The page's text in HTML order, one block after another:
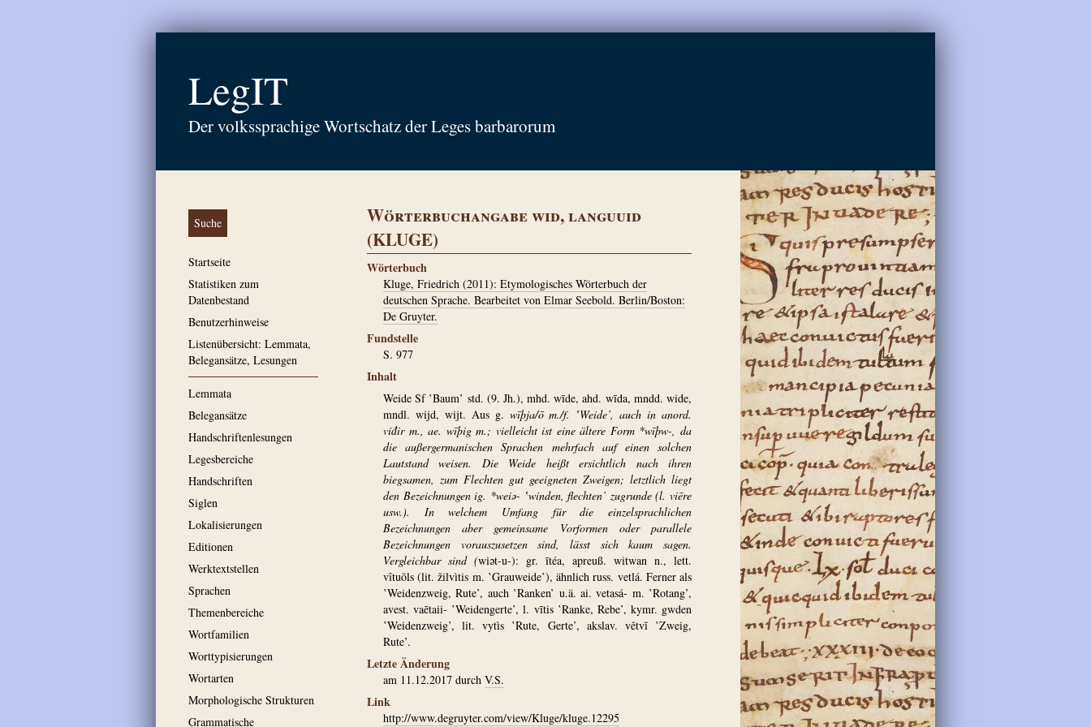
LegIT
Der volkssprachige Wortschatz der Leges barbarorum
Suche
Startseite
Statistiken zum
Datenbestand
Benutzerhinweise
Listenübersicht: Lemmata,
Belegansätze, Lesungen
Lemmata
Belegansätze
Handschriftenlesungen
Legesbereiche
Handschriften
Siglen
Lokalisierungen
Editionen
Werktextstellen
Sprachen
Themenbereiche
Wortfamilien
Worttypisierungen
Wortarten
Morphologische Strukturen
Grammatische
Wörterbuchangabe wid, languuid
(KLUGE)
Wörterbuch
Kluge, Friedrich (2011): Etymologisches Wörterbuch der
deutschen Sprache. Bearbeitet von Elmar Seebold. Berlin/Boston:
De Gruyter.
Fundstelle
S. 977
Inhalt
Weide Sf ‛Baum’ std. (9. Jh.), mhd. wīde, ahd. wīda, mndd. wide,
mndl. wijd, wijt. Aus g. wīþja/ō m./f. ‛Weide’, auch in ­anord.
víđir m., ae. wīþig m.; vielleicht ist eine ältere Form *wīþw-, da
die außergermanischen Sprachen mehrfach auf einen solchen
Lautstand weisen. Die Weide heißt ersichtlich nach ihren
biegsamen, zum Flechten gut geeigneten Zweigen; letztlich liegt
den Bezeichnungen ig. *weiə-­ ‛winden, flechten’ zugrunde (l. viēre
usw.). In welchem Umfang für die einzelsprachlichen
Bezeichnungen aber gemeinsame Vorformen oder parallele
Bezeichnungen vorauszusetzen sind, lässt sich kaum sagen.
Vergleichbar sind (wiət-u-): gr. ītéa, ­apreuß. witwan n., lett.
vîtuõls (lit. žilvìtis m. ‛Grauweide’), ähnlich russ. vetlá. Ferner als
‛Weidenzweig, Rute’, auch ‛Ranken’ u.ä. ai. vetasá- m. ‛Rotang’,
avest. vaētaii- ‛Weidengerte’, l. vītis ‛Ranke, Rebe’, kymr. gwden
‛Weidenzweig’, lit. vytìs ‛Rute, Gerte’, akslav. větvĭ ‛Zweig,
Rute’.
Letzte Änderung
am 11.12.2017 durch V.S.
Link
http://www.degruyter.com/view/Kluge/kluge.12295